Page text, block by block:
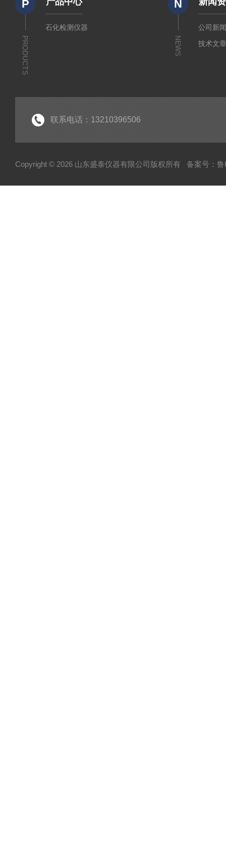
P
PRODUCTS
石化检测仪器
N
NEWS
公司新
技术文
联系电话：13210396506
Copyright © 2026 山东盛泰仪器有限公司版权所有 备案号：